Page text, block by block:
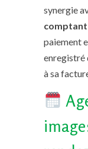
synergie
comptant
paiement
enregistré
à sa